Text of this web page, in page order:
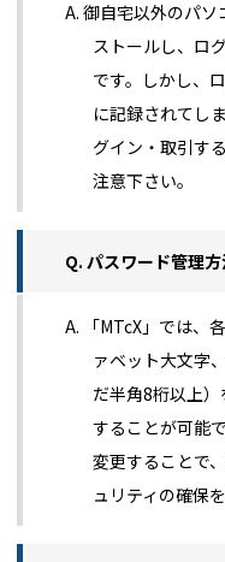
A. 御自宅以外のパ
ストールし、ロ
です。しかし、
に記録されてし
グイン・取引す
注意下さい。
Q. パスワード管理方
A. 「MTcX」では、
ァベット大文字
だ半角8桁以上
することが可能
変更することで
ュリティの確保